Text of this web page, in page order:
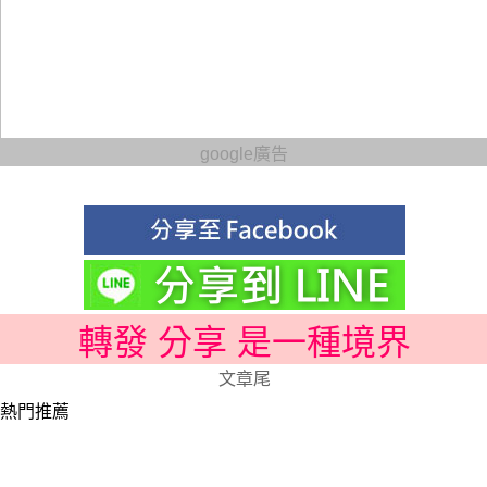
google廣告
轉發 分享 是一種境界
文章尾
熱門推薦